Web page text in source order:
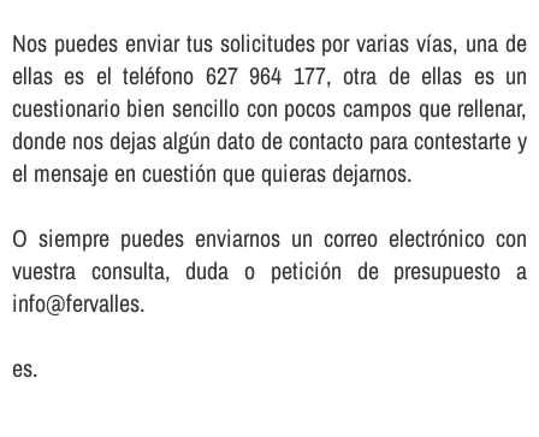
Nos puedes enviar tus solicitudes por varias ví­as, una de
ellas es el teléfono 627 964 177, otra de ellas es un
cuestionario bien sencillo con pocos campos que rellenar,
donde nos dejas algún dato de contacto para contestarte y
el mensaje en cuestión que quieras dejarnos.
O siempre puedes enviarnos un correo electrónico con
vuestra consulta, duda o petición de presupuesto a
info@fervalles.
es.